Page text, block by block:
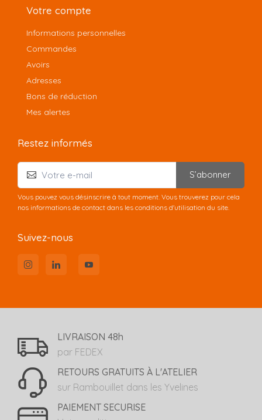
Votre compte
Informations personnelles
Commandes
Avoirs
Adresses
Bons de réduction
Mes alertes
Restez informés
S’abonner
Vous pouvez vous désinscrire à tout moment. Vous trouverez pour cela
nos informations de contact dans les conditions d'utilisation du site.
Suivez-nous
LIVRAISON 48h
par FEDEX
RETOURS GRATUITS À L'ATELIER
sur Rambouillet dans les Yvelines
PAIEMENT SECURISE